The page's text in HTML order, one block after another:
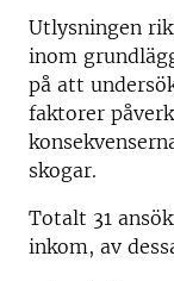
Utlysningen
inom
på att
faktorer
skogar.
Totalt 31
inkom, av